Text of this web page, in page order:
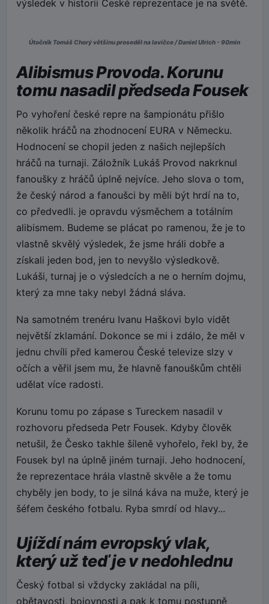
výsledek v historii České reprezentace je na světě.
Útočník Tomáš Chorý většinu proseděl na lavičce / Daniel Ulrich - 90min
Alibismus Provoda. Korunu
tomu nasadil předseda Fousek
Po vyhoření české repre na šampionátu přišlo
několik hráčů na zhodnocení EURA v Německu.
Hodnocení se chopil jeden z našich nejlepších
hráčů na turnaji. Záložník Lukáš Provod nakrknul
fanoušky z hráčů úplně nejvíce. Jeho slova o tom,
že český národ a fanoušci by měli být hrdí na to,
co předvedli. je opravdu výsměchem a totálním
alibismem. Budeme se plácat po ramenou, že je to
vlastně skvělý výsledek, že jsme hráli dobře a
získali jeden bod, jen to nevyšlo výsledkově.
Lukáši, turnaj je o výsledcích a ne o herním dojmu,
který za mne taky nebyl žádná sláva.
Na samotném trenéru Ivanu Haškovi bylo vidět
největší zklamání. Dokonce se mi i zdálo, že měl v
jednu chvíli před kamerou České televize slzy v
očích a věřil jsem mu, že hlavně fanouškům chtěli
udělat více radosti.
Korunu tomu po zápase s Tureckem nasadil v
rozhovoru předseda Petr Fousek. Kdyby člověk
netušil, že Česko takhle šíleně vyhořelo, řekl by, že
Fousek byl na úplně jiném turnaji. Jeho hodnocení,
že reprezentace hrála vlastně skvěle a že tomu
chyběly jen body, to je silná káva na muže, který je
šéfem českého fotbalu. Ryba smrdí od hlavy...
Ujíždí nám evropský vlak,
který už teď je v nedohlednu
Český fotbal si vždycky zakládal na píli,
obětavosti, bojovnosti a pak k tomu postupně